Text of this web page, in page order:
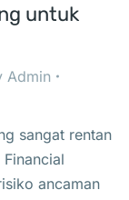
untuk
Admin
sangat rentan
ancaman